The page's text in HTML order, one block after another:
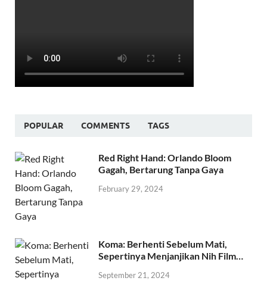
POPULAR COMMENTS TAGS
Red Right Hand: Orlando Bloom
Gagah, Bertarung Tanpa Gaya
February 29, 2024
Koma: Berhenti Sebelum Mati,
Sepertinya Menjanjikan Nih Film…
September 21, 2024